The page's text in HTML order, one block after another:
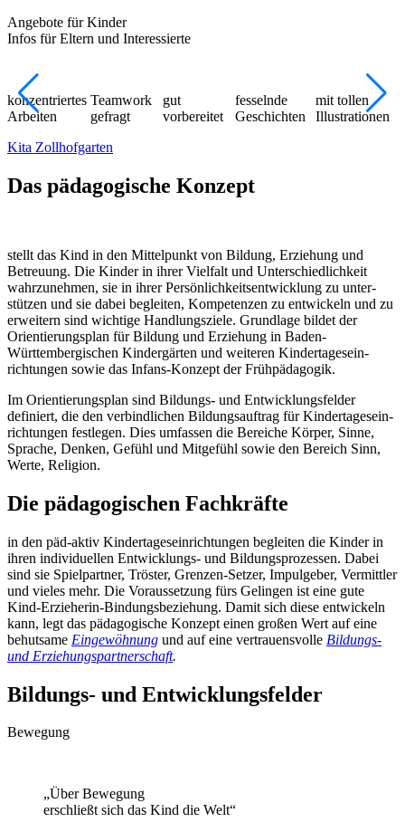
Angebote für Kinder
Infos für Eltern und Interessierte
konzentriertes
Arbeiten
Teamwork
gefragt
gut
vorbereitet
fesselnde
Geschichten
mit tollen
Illustrationen
Kita Zollhofgarten
Das pädagogische Konzept
stellt das Kind in den Mittelpunkt von Bildung, Erziehung und
Betreuung. Die Kinder in ihrer Viel­falt und Unter­schied­lichkeit
wahr­zu­nehmen, sie in ihrer Persönlichkeits­entwick­lung zu unter­
stützen und sie dabei be­gleiten, Kompetenzen zu ent­wi­ckeln und zu
erweitern sind wichtige Handlungs­ziele. Grund­lage bildet der
Orientierungs­plan für Bildung und Er­zieh­ung in Baden-
Württembergischen Kinder­gärten und weiteren Kinder­tages­ein­
richtungen sowie das Infans-Konzept der Früh­päda­go­gik.
Im Orientierungsplan sind Bildungs- und Ent­wick­lungs­felder
definiert, die den ve­rbindlichen Bildungs­auftrag für Kinder­tages­ein­
richtungen festlegen. Dies umfassen die Bereiche Kör­per, Sinne,
Sprache, Denken, Gefühl und Mit­gefühl sowie den Bereich Sinn,
Werte, Religion.
Die pädagogischen Fachkräfte
in den päd-aktiv Kindertages­einrichtungen begleiten die Kinder in
ihren individuellen Entwicklungs- und Bildungs­prozessen. Dabei
sind sie Spiel­partner, Tröster, Grenzen-Setzer, Impul­geber, Vermit­tler
und vieles mehr. Die Voraus­setzung fürs Gelingen ist eine gute
Kind-Erzieherin-Bindungs­beziehung. Damit sich diese ent­wickeln
kann, legt das pädagogische Konzept einen großen Wert auf eine
behutsame Eingewöhnung und auf eine ver­trauens­volle Bildungs-
und Erziehungs­partnerschaft.
Bildungs- und Entwicklungsfelder
Bewegung
„Über Bewegung
erschließt sich das Kind die Welt“